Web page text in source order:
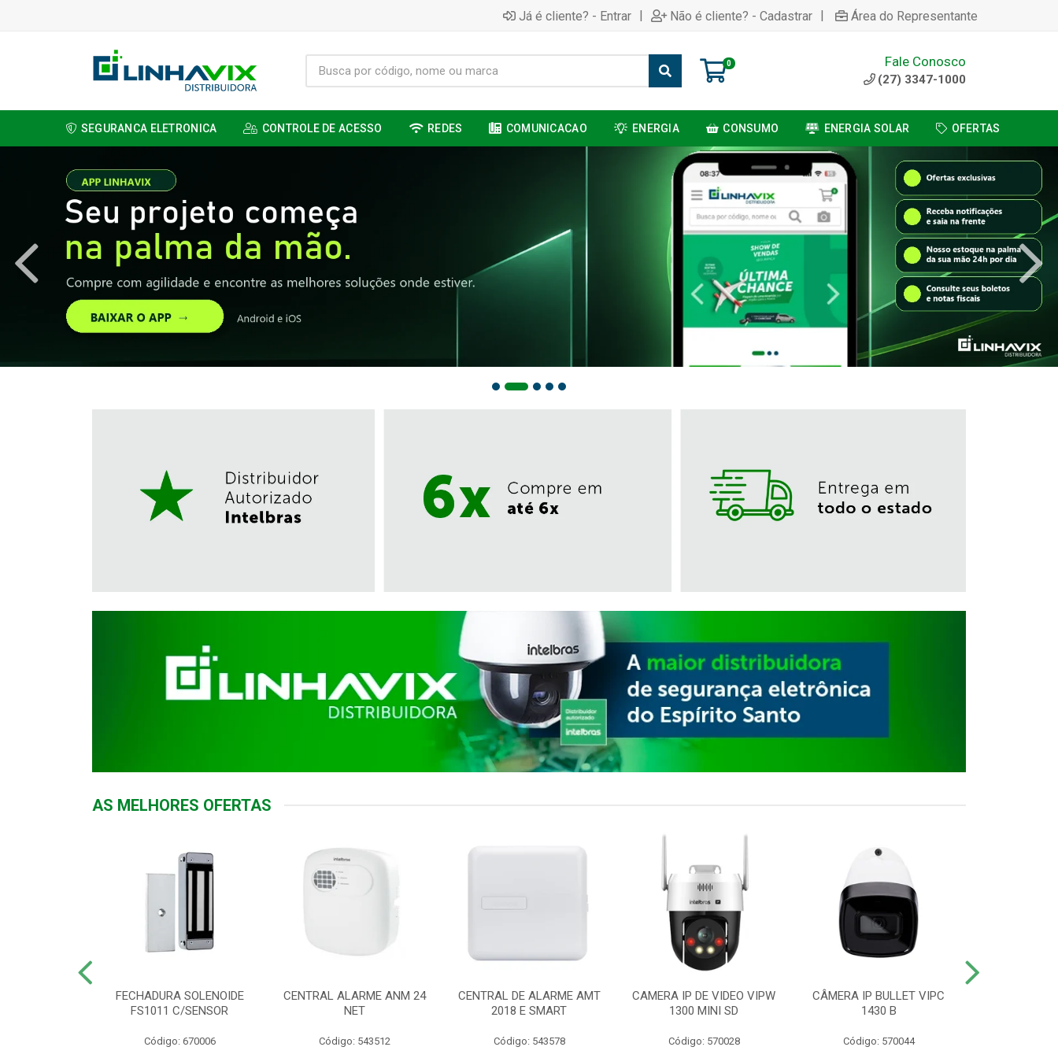
Já é cliente? - Entrar | Não é cliente? - Cadastrar | Área do Representante
0 Fale Conosco
(27) 3347-1000
SEGURANCA ELETRONICA CONTROLE DE ACESSO REDES COMUNICACAO ENERGIA CONSUMO ENERGIA SOLAR OFERTAS
AS MELHORES OFERTAS
FECHADURA SOLENOIDE
FS1011 C/SENSOR
Código: 670006
CENTRAL ALARME ANM 24
NET
Código: 543512
CENTRAL DE ALARME AMT
2018 E SMART
Código: 543578
CAMERA IP DE VIDEO VIPW
1300 MINI SD
Código: 570028
CÂMERA IP BULLET VIPC
1430 B
Código: 570044